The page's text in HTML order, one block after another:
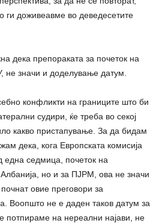
ги доживеавме во деведесетите
дека препораката за почеток на
не значи и доделување датум.
конфликти на границите што би
судири, ќе треба во секој
какво пристапување. За да бидам
дека, кога Европската комисија
седмица, почеток на
но и за ПЈРМ, ова не значи
овие преговори за
Воопшто не е даден таков датум за
потпираме на нереални најави, не